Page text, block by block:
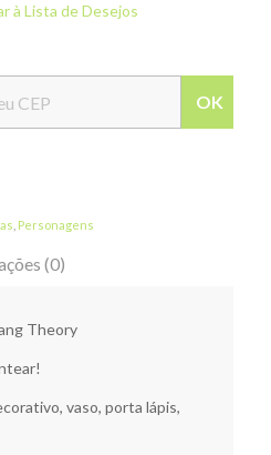
à Lista de Desejos
OK
Personagens
(0)
Theory
vaso, porta lápis,